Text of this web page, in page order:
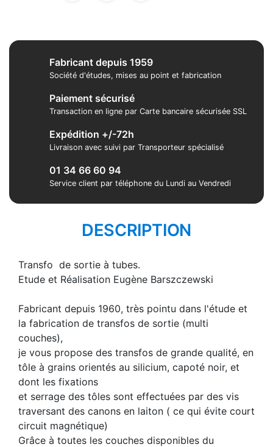
Fabricant depuis 1959
Société d'études, mises au point et fabrication
Paiement sécurisé
Transaction en ligne par Carte bancaire sécurisée SSL
Expédition +/-72h
Livraison avec suivi par Transporteur spécialisé
01 34 66 60 94
Service client par téléphone du Lundi au Vendredi
DESCRIPTION
Transfo de sortie à tubes.
Etude et Réalisation Eugène Barszczewski
Fabricant depuis 1960, très pointu dans l'étude et
la fabrication de transfos de sortie (multi
couches),
je vous propose des transfos de grande qualité, en
tôle à grains orientés au silicium, capoté noir, et
dont les fixations
et serrage des tôles sont effectuées par des vis
traversant des canons en laiton ( ce qui évite court
circuit magnétique)
Grâce à toutes les couches disponibles du